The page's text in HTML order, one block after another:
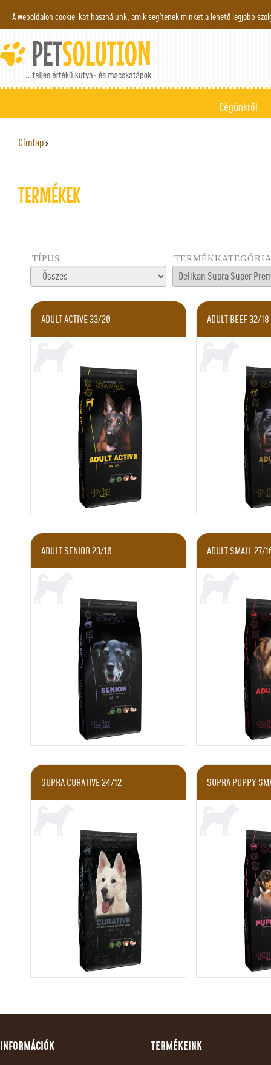
A weboldalon cookie-kat használunk, amik segítenek minket a lehető legjobb
Cégünkről
JELENLEGI HELY
Címlap›
TERMÉKEK
TÍPUS
ADULT ACTIVE 33/20 ADULT BEEF 32/18
ADULT SENIOR 23/10 ADULT SMALL 27/
SUPRA CURATIVE 24/12 SUPRA PUPPY
INFORMÁCIÓK TERMÉKEINK